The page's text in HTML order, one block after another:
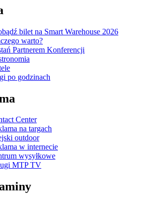
bilet na Smart Warehouse 2026
warto?
Partnerem Konferencji
po godzinach
Center
na targach
outdoor
w internecie
wysyłkowe
MTP TV